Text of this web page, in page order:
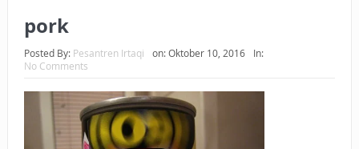
pork
Posted By: Pesantren Irtaqi on:Oktober 10, 2016
In:
No Comments